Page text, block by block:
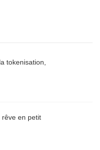
tokenisation,
rêve en petit